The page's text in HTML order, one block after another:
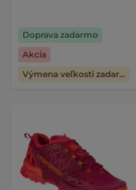
Doprava zadarmo
Akcia
Výmena veľkosti zadarmo